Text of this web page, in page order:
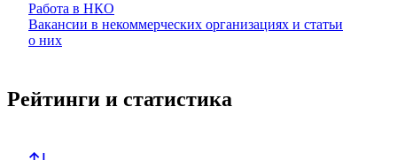
Работа в НКО
Вакансии в некоммерческих организациях и статьи
о них
Рейтинги и статистика